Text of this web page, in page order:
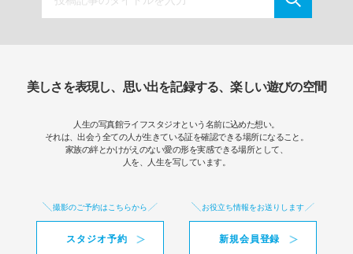
美しさを表現し、思い出を記録する、楽しい遊びの空間
人生の写真館ライフスタジオという名前に込めた想い。
それは、出会う全ての人が生きている証を確認できる場所になること。
家族の絆とかけがえのない愛の形を実感できる場所として、
人を、人生を写しています。
撮影のご予約はこちらから
スタジオ予約
お役立ち情報をお送りします
新規会員登録